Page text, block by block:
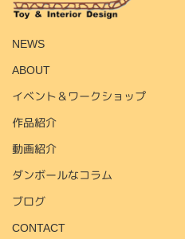
NEWS
ABOUT
イベント＆ワークショップ
作品紹介
動画紹介
ダンボールなコラム
ブログ
CONTACT